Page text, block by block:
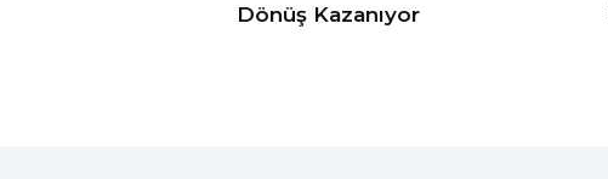
Dönüş Kazanıyor